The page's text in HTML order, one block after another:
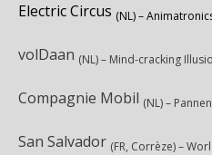
Electric Circus (NL) –
volDaan (NL) – Mind-cracking
Compagnie Mobil (NL) –
San Salvador (FR, Corrèze) –